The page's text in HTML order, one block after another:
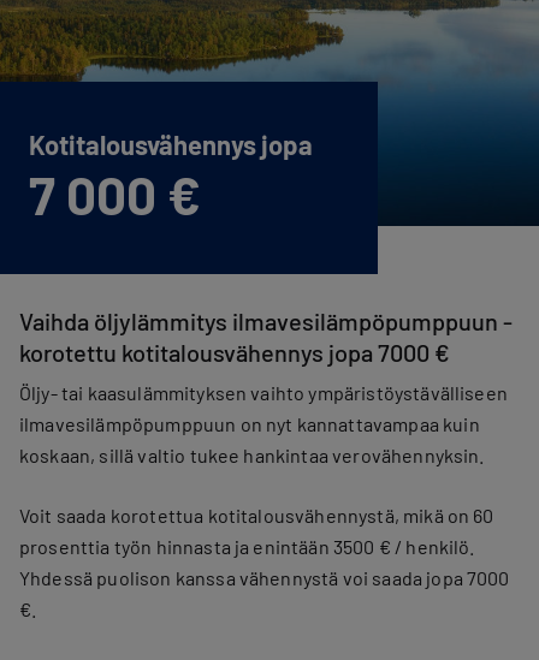
Kotitalous­vähennys jopa
7 000 €
Vaihda öljylämmitys ilmavesilämpöpumppuun -
korotettu kotitalousvähennys jopa 7000 €
Öljy- tai kaasulämmityksen vaihto ympäristöystävälliseen
ilmavesilämpöpumppuun on nyt kannattavampaa kuin
koskaan, sillä valtio tukee hankintaa verovähennyksin.
Voit saada korotettua kotitalousvähennystä, mikä on 60
prosenttia työn hinnasta ja enintään 3500 € / henkilö.
Yhdessä puolison kanssa vähennystä voi saada jopa 7000
€.